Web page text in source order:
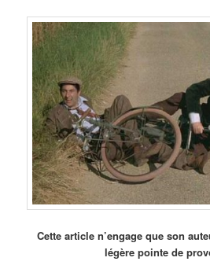
Cette article n’engage que son
légère pointe de